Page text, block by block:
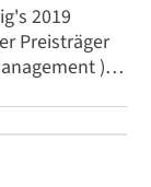
2019
Preisträger
),